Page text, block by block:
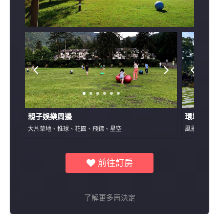
親子娛樂周邊
大片草地、推球、花園、飛鏢、星空
環境景觀
風景秀麗的
前往訂房
了解更多再決定